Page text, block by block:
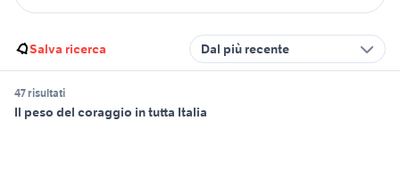
Salva ricerca Dal più recente
47 risultati
Il peso del coraggio in tutta Italia